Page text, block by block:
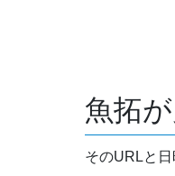
魚拓
そのURLと日